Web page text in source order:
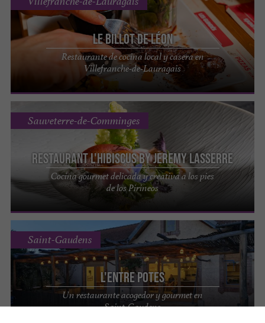
Le Billot de Léon
Restaurante de cocina local y casera en
Villefranche-de-Lauragais
Restaurant L'Hibiscus by Jeremy Lasserre
Cocina gourmet delicada y creativa a los pies
de los Pirineos
Sauveterre-de-Comminges
L'Entre Potes
Un restaurante acogedor y gourmet en
Saint-Gaudens
Saint-Gaudens